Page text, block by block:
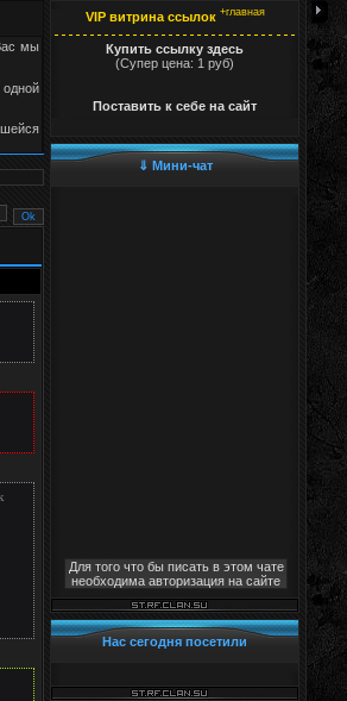
мы
VIP витрина ссылок +главная
Купить ссылку здесь
(Супер цена: 1 руб)
Поставить к себе на сайт
⇓ Мини-чат
Для того что бы писать в этом чате
необходима авторизация на сайте
Нас сегодня посетили